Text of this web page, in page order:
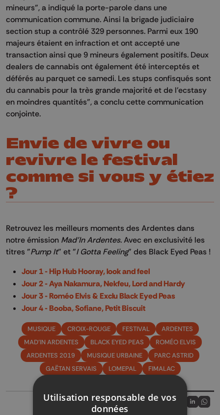
mineurs", a indiqué la porte-parole dans une
communication commune. Ainsi la brigade judiciaire
section stup a contrôlé 329 personnes. Parmi eux 190
majeurs étaient en infraction et ont accepté une
transaction ainsi que 9 mineurs également positifs. Deux
dealers de cannabis ont également été interceptés et
déférés au parquet ce samedi. Les stups confisqués sont
du cannabis pour la très grande majorité et de l'ecstasy
en moindres quantités", a conclu cette communication
conjointe.
Envie de vivre ou
revivre le festival
comme si vous y étiez
?
Retrouvez les meilleurs moments des Ardentes dans
notre émission Mad'In Ardentes. Avec en exclusivité les
titres "Pump It" et "I Gotta Feeling" des Black Eyed Peas !
Jour 1 - Hip Hub Hooray, look and feel
Jour 2 - Aya Nakamura, Nekfeu, Lord and Hardy
Jour 3 - Roméo Elvis & Exclu Black Eyed Peas
Jour 4 - Booba, Sofiane, Petit Biscuit
MUSIQUE CROIX-ROUGE FESTIVAL
ARDENTES
MAD'IN ARDENTES
BLACK EYED PEAS
ROMÉO ELVIS
ARDENTES 2019
MUSIQUE URBAINE
PARC ASTRID
GAËTAN SERVAIS
LOMEPAL FIMALAC
Partager sur
Partagez sur
Partagez
Utilisation responsable de vos
données